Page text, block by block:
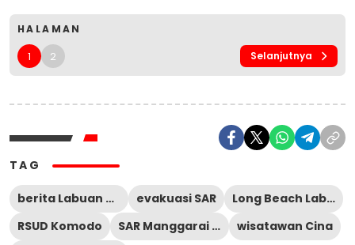
HALAMAN
1 2 Selanjutnya
TAG
berita Labuan Bajo hari ini evakuasi SAR
Long Beach Labuan Bajo
RSUD Komodo
SAR Manggarai Barat
wisatawan Cina